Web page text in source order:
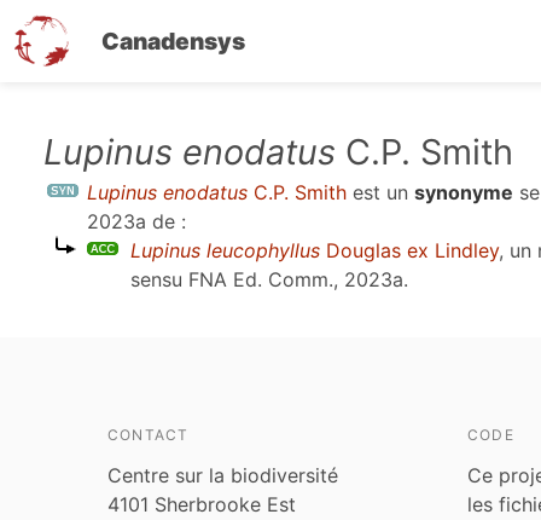
Canadensys
contenu
Lupinus enodatus C.P. Smith
Lupinus enodatus C.P. Smith est un synonyme
2023a de :
Lupinus leucophyllus Douglas ex Lindley, un
sensu FNA Ed. Comm., 2023a.
CONTACT
Centre sur la biodiversité
4101 Sherbrooke Est
CODE
Ce
les